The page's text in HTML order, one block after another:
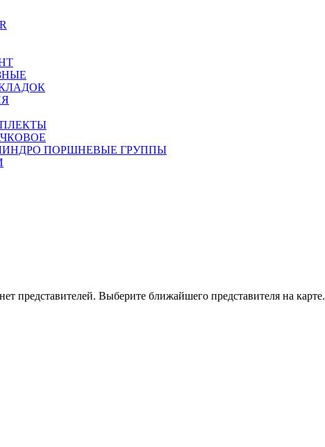
ПОРШНЕВЫЕ ГРУППЫ
представителей. Выберите ближайшего представителя на карте.